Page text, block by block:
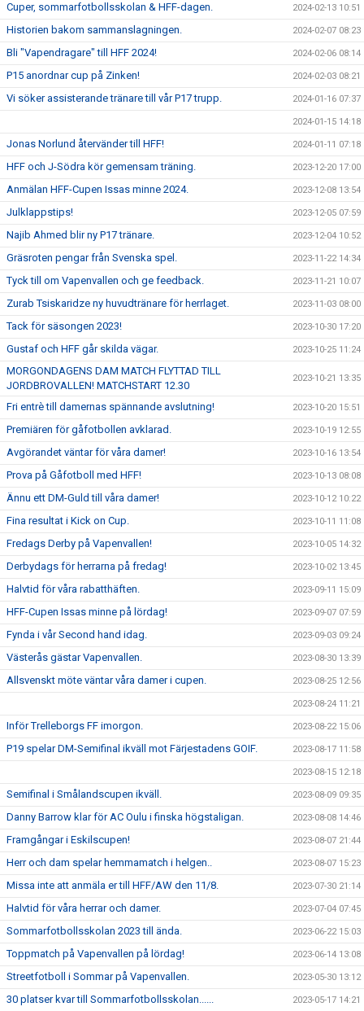
Cuper, sommarfotbollsskolan & HFF-dagen. 2024-02-13 10:51
Historien bakom sammanslagningen. 2024-02-07 08:23
Bli "Vapendragare" till HFF 2024! 2024-02-06 08:14
P15 anordnar cup på Zinken! 2024-02-03 08:21
Vi söker assisterande tränare till vår P17 trupp. 2024-01-16 07:37
2024-01-15 14:18
Jonas Norlund återvänder till HFF! 2024-01-11 07:18
HFF och J-Södra kör gemensam träning. 2023-12-20 17:00
Anmälan HFF-Cupen Issas minne 2024. 2023-12-08 13:54
Julklappstips! 2023-12-05 07:59
Najib Ahmed blir ny P17 tränare. 2023-12-04 10:52
Gräsroten pengar från Svenska spel. 2023-11-22 14:34
Tyck till om Vapenvallen och ge feedback. 2023-11-21 10:07
Zurab Tsiskaridze ny huvudtränare för herrlaget. 2023-11-03 08:00
Tack för säsongen 2023! 2023-10-30 17:20
Gustaf och HFF går skilda vägar. 2023-10-25 11:24
MORGONDAGENS DAM MATCH FLYTTAD TILL
JORDBROVALLEN! MATCHSTART 12.30
2023-10-21 13:35
Fri entrè till damernas spännande avslutning! 2023-10-20 15:51
Premiären för gåfotbollen avklarad. 2023-10-19 12:55
Avgörandet väntar för våra damer! 2023-10-16 13:54
Prova på Gåfotboll med HFF! 2023-10-13 08:08
Ännu ett DM-Guld till våra damer! 2023-10-12 10:22
Fina resultat i Kick on Cup. 2023-10-11 11:08
Fredags Derby på Vapenvallen! 2023-10-05 14:32
Derbydags för herrarna på fredag! 2023-10-02 13:45
Halvtid för våra rabatthäften. 2023-09-11 15:09
HFF-Cupen Issas minne på lördag! 2023-09-07 07:59
Fynda i vår Second hand idag. 2023-09-03 09:24
Västerås gästar Vapenvallen. 2023-08-30 13:39
Allsvenskt möte väntar våra damer i cupen. 2023-08-25 12:56
2023-08-24 11:21
Inför Trelleborgs FF imorgon. 2023-08-22 15:06
P19 spelar DM-Semifinal ikväll mot Färjestadens GOIF. 2023-08-17 11:58
2023-08-15 12:18
Semifinal i Smålandscupen ikväll. 2023-08-09 09:35
Danny Barrow klar för AC Oulu i finska högstaligan. 2023-08-08 14:46
Framgångar i Eskilscupen! 2023-08-07 21:44
Herr och dam spelar hemmamatch i helgen.. 2023-08-07 15:23
Missa inte att anmäla er till HFF/AW den 11/8. 2023-07-30 21:14
Halvtid för våra herrar och damer. 2023-07-04 07:45
Sommarfotbollsskolan 2023 till ända. 2023-06-22 15:03
Toppmatch på Vapenvallen på lördag! 2023-06-14 13:08
Streetfotboll i Sommar på Vapenvallen. 2023-05-30 13:12
30 platser kvar till Sommarfotbollsskolan...... 2023-05-17 14:21